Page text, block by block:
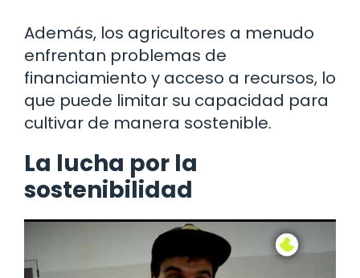
Además, los agricultores a menudo
enfrentan problemas de
financiamiento y acceso a recursos, lo
que puede limitar su capacidad para
cultivar de manera sostenible.
La lucha por la
sostenibilidad